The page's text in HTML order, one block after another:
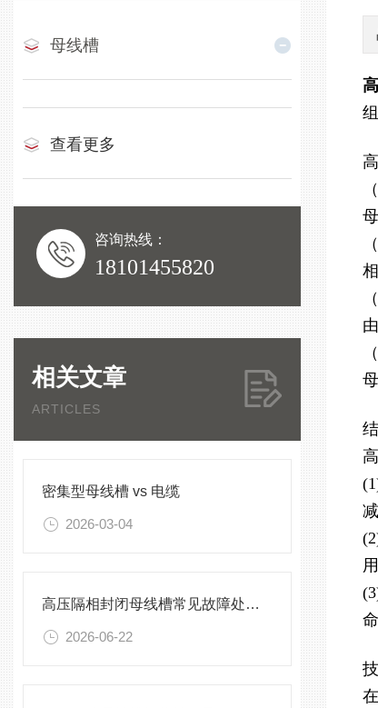
母线槽
查看更多
咨询热线：
18101455820
相关文章
ARTICLES
密集型母线槽 vs 电缆
2026-03-04
高压隔相封闭母线槽常见故障处理方案
2026-06-22
命